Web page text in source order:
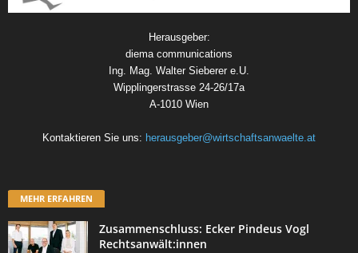
Herausgeber:
diema communications
Ing. Mag. Walter Sieberer e.U.
Wipplingerstrasse 24-26/17a
A-1010 Wien
Kontaktieren Sie uns: herausgeber@wirtschaftsanwaelte.at
MEHR ERFAHREN
Zusammenschluss: Ecker Pindeus Vogl
Rechtsanwält:innen